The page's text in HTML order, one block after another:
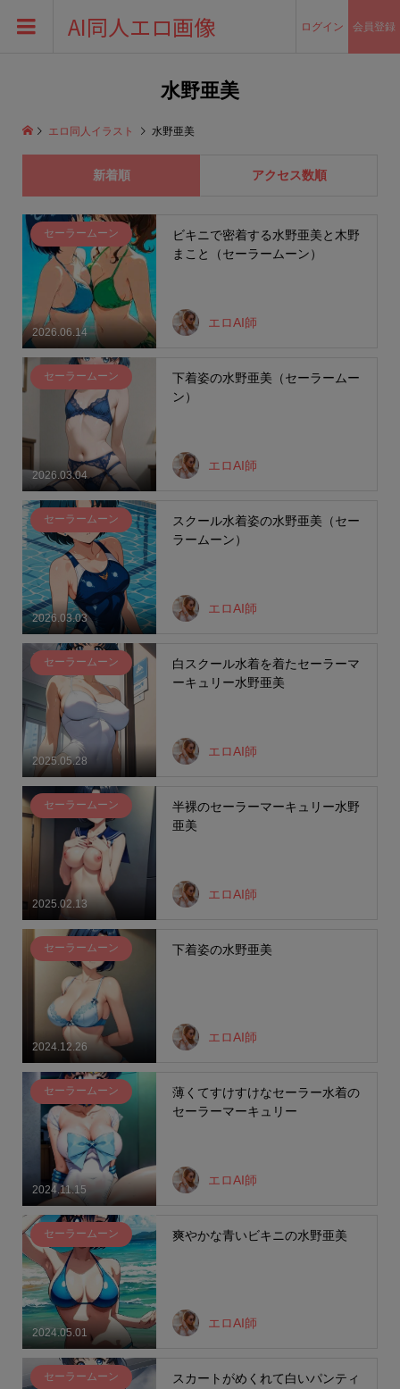
AI同人エロ画像 ログイン 会員登録
水野亜美
エロ同人イラスト 水野亜美
新着順 アクセス数順
2026.06.14
セーラームーン
ビキニで密着する水野亜美と木野
まこと（セーラームーン）
エロAI師
2026.03.04
セーラームーン
下着姿の水野亜美（セーラームー
ン）
エロAI師
2026.03.03
セーラームーン
スクール水着姿の水野亜美（セー
ラームーン）
エロAI師
2025.05.28
セーラームーン
白スクール水着を着たセーラーマ
ーキュリー水野亜美
エロAI師
2025.02.13
セーラームーン
半裸のセーラーマーキュリー水野
亜美
エロAI師
2024.12.26
セーラームーン 下着姿の水野亜美
エロAI師
2024.11.15
セーラームーン
薄くてすけすけなセーラー水着の
セーラーマーキュリー
エロAI師
2024.05.01
セーラームーン 爽やかな青いビキニの水野亜美
エロAI師
セーラームーン
スカートがめくれて白いパンティ